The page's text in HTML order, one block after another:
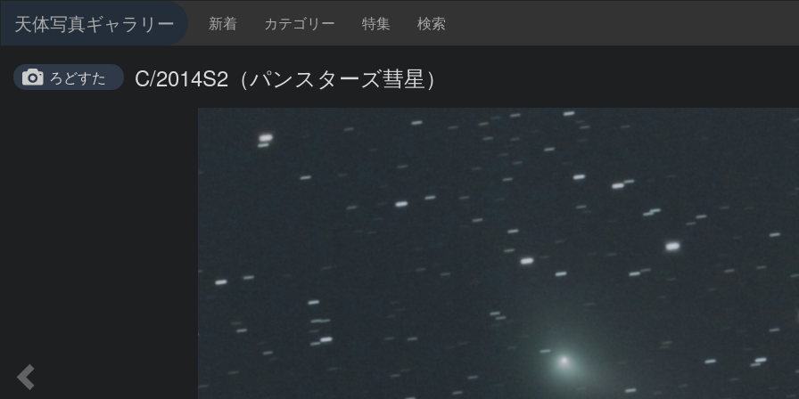
天体写真ギャラリー 新着 カテゴリー 特集 検索
ろどすた C/2014S2（パンスターズ彗星）